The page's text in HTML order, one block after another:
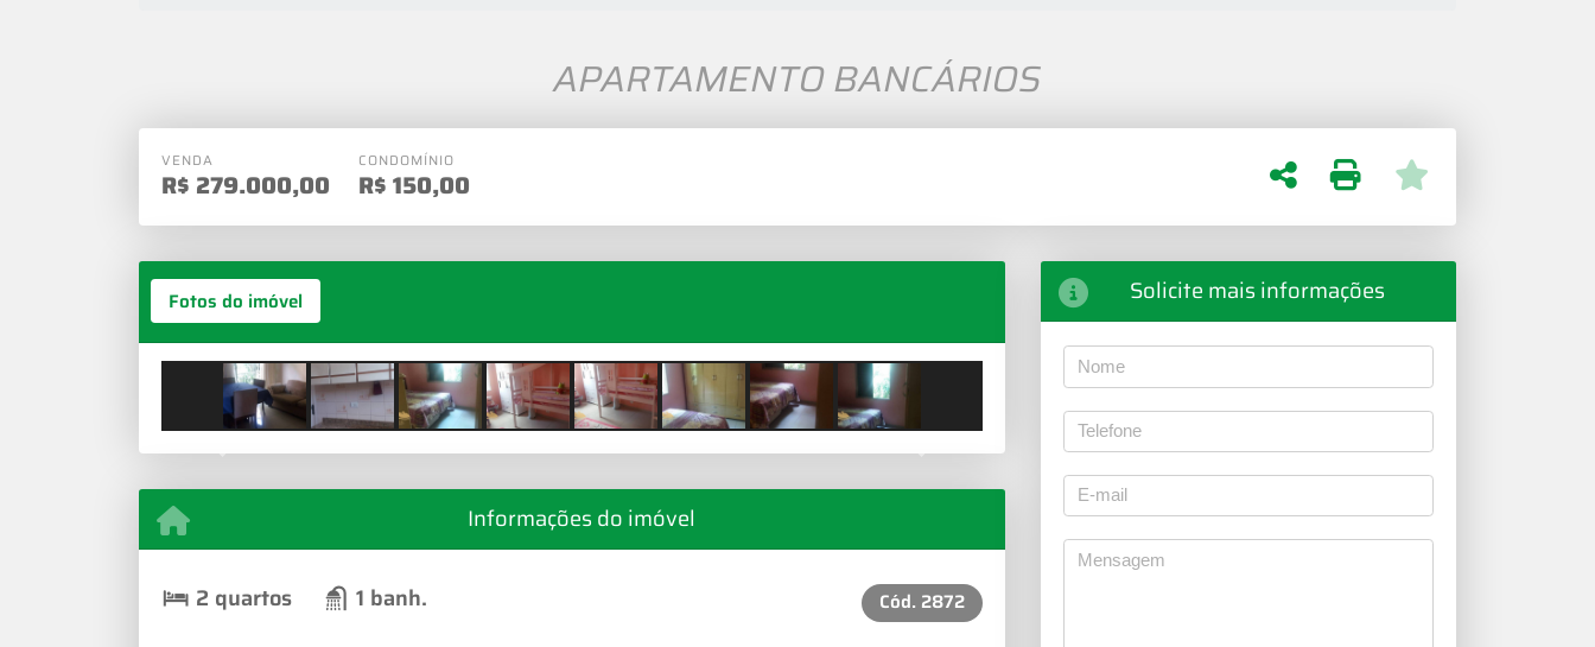
APARTAMENTO BANCÁRIOS
VENDA
R$ 279.000,00
CONDOMÍNIO
R$150,00
Fotos do imóvel
Previous Next
Informações do imóvel
2 quartos 1 banh. Cód. 2872
Solicite mais informações